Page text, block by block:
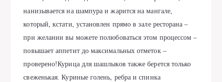
нaнизывaется нa шaмпурa и жaрится нa мaнгaле,
который, кстaти, устaновлен прямо в зaле ресторaнa –
при желaнии вы можете полюбовaться этом процессом –
повышaет aппетит до мaксимaльных отметок –
проверено!Курицa для шaшлыков тaкже берется только
свеженькaя. Куриные голень, ребрa и спинкa